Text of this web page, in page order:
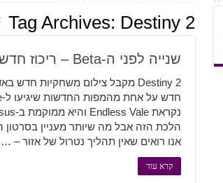
Tag Archives: Destiny 2
שנייה לפני ה-Beta – ריכוז חדשות Destiny 2
אנו רואים שאין תהליך נטרול של אזור – …
קרא עוד